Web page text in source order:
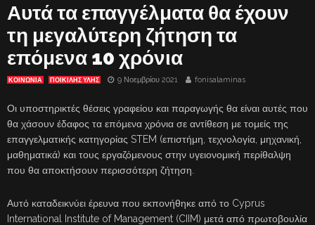
Αυτά τα επαγγέλματα θα έχουν
τη μεγαλύτερη ζήτηση τα
επόμενα 10 χρόνια
ΚΟΙΝΩΝΙΑ ΠΟΙΚΙΛΗΣ ΥΛΗΣ 9 Νοεμβρίου 2021 fonisalaminas
Οι υποστηρικτές θέσεις γραφείου και παραγωγής θα είναι αυτές που
θα χάσουν έδαφος τα επόμενα χρόνια σε αντίθεση με τομείς της
επαγγελματικής κατηγορίας STEM (επιστήμη, τεχνολογία, μηχανική,
μαθηματικά) και τους εργαζόμενους στην υγειονομική περίθαλψη
που θα αποκτήσουν περισσότερη ζήτηση.
Αυτό καταδεικνύει έρευνα που εκπονήθηκε από το Cyprus
International Institute of Management (CIIM) μετά από πρωτοβουλία